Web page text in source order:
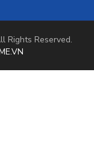
Rights Reserved.